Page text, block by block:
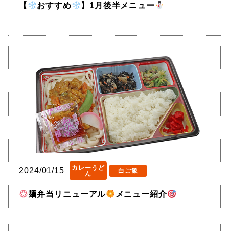
【 おすすめ 】1月後半メニュー
2024/01/15
カレーうど
ん
白ご飯
麺弁当リニューアル メニュー紹介